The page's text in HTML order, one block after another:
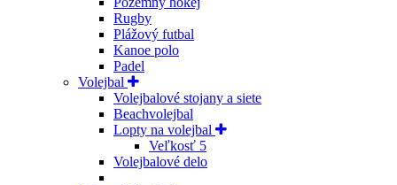
Rugby
Plážový futbal
Kanoe polo
Padel
Volejbal
Volejbalové stojany a siete
Beachvolejbal
Lopty na volejbal
Veľkosť 5
Volejbalové delo